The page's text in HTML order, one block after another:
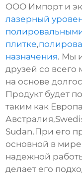
ООО Импорт и
лазерный
плитке,
назначения. Мы
друзей со всего
на основе
Продукт будет
таким как
Sudan.При его
основной в
надежной
делает его